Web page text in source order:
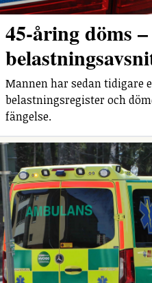
45-åring döms
Mannen har sedan tidigare
belastningsregister och
fängelse.